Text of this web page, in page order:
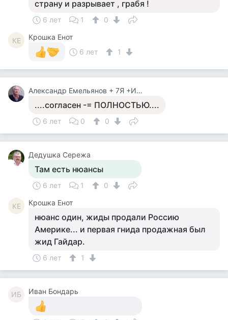
страну и разрывает , грабя !
6 лет 1 0
КЕ
Крошка Енот
6 лет
1
Александр Емельянов + 7Я +Инструктор Туризма
....согласен -= ПОЛНОСТЬЮ....
6 лет 0 0
Дедушка Сережа
Там есть нюансы
6 лет 1 0
КЕ Крошка Енот
нюанс один, жиды продали Россию
Америке... и первая гнида продажная был
жид Гайдар.
6 лет 1
ИБ Иван Бондарь